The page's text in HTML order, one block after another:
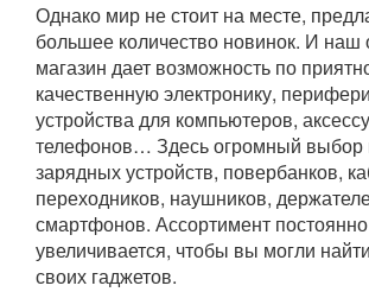
Однако мир не стоит на месте,
большее количество новинок. И наш
магазин дает возможность по
качественную электронику,
устройства для компьютеров,
телефонов… Здесь огромный
зарядных устройств, повербанков,
переходников, наушников,
смартфонов. Ассортимент постоянно
увеличивается, чтобы вы могли
своих гаджетов.